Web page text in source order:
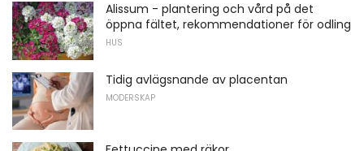
Alissum - plantering och vård på det
öppna fältet, rekommendationer för odling
HUS
Tidig avlägsnande av placentan
MODERSKAP